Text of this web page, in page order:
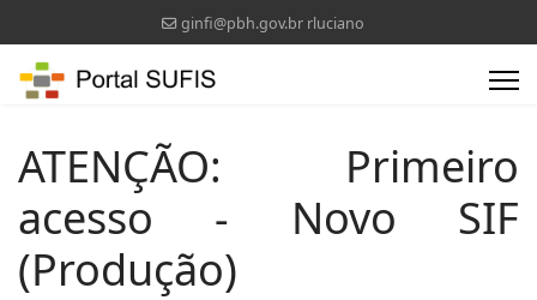
ginfi@pbh.gov.br rluciano
ATENÇÃO: Primeiro
acesso - Novo SIF
(Produção)